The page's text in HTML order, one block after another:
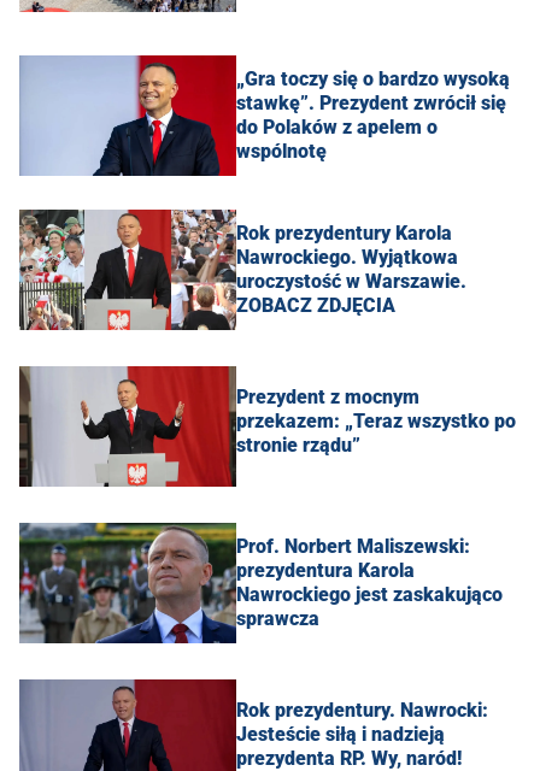
„Gra toczy się o bardzo wysoką
stawkę”. Prezydent zwrócił się
do Polaków z apelem o
wspólnotę
Rok prezydentury Karola
Nawrockiego. Wyjątkowa
uroczystość w Warszawie.
ZOBACZ ZDJĘCIA
Prezydent z mocnym
przekazem: „Teraz wszystko po
stronie rządu”
Prof. Norbert Maliszewski:
prezydentura Karola
Nawrockiego jest zaskakująco
sprawcza
Rok prezydentury. Nawrocki:
Jesteście siłą i nadzieją
prezydenta RP. Wy, naród!